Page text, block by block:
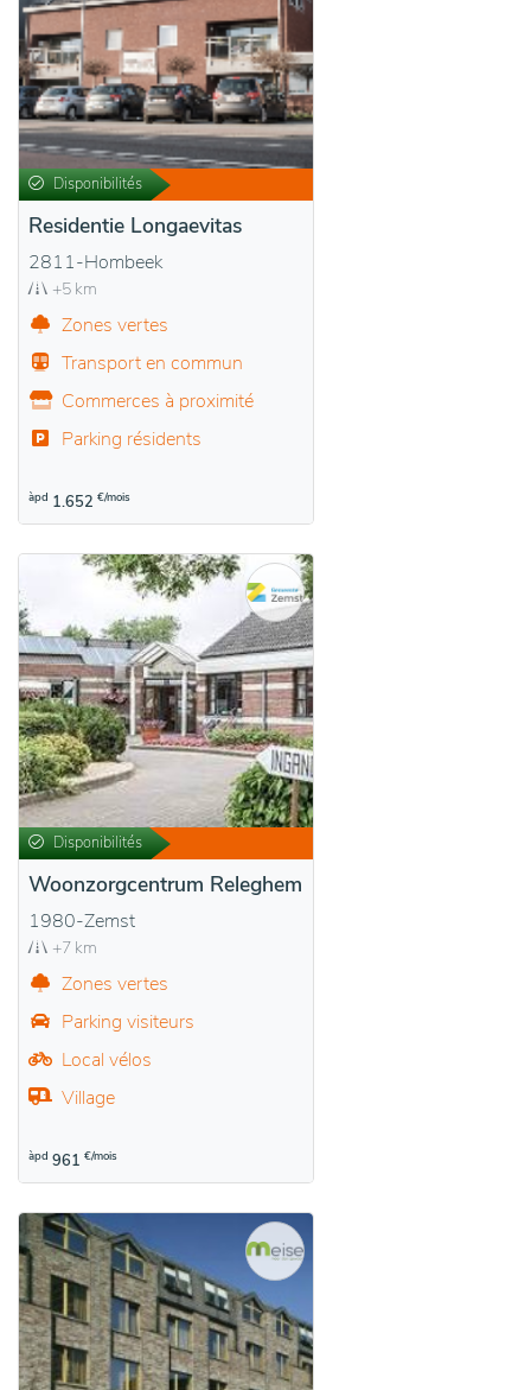
Disponibilités
Residentie Longaevitas
2811-Hombeek
+5 km
Zones vertes
Transport en commun
Commerces à proximité
Parking résidents
àpd 1.652 €/mois
Disponibilités
Woonzorgcentrum Releghem
1980-Zemst
+7 km
Zones vertes
Parking visiteurs
Local vélos
Village
àpd 961 €/mois